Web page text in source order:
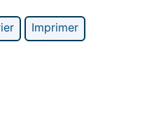
Imprimer